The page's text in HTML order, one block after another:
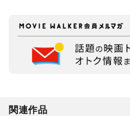
関連作品